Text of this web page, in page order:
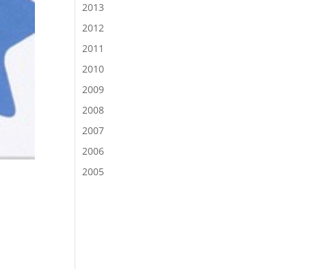
2013
2012
2011
2010
2009
2008
2007
2006
2005